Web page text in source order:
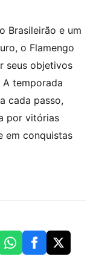
Brasileirão e um
o Flamengo
seus objetivos
temporada
cada passo,
por vitórias
em conquistas